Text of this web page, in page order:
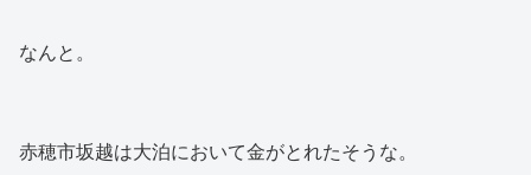
なんと。
赤穂市坂越は大泊において金がとれたそうな。